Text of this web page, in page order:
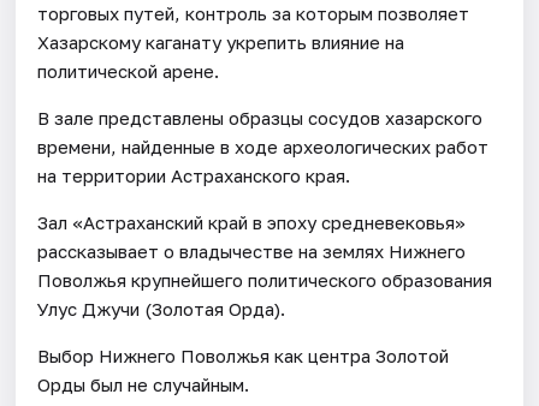
торговых путей, контроль за которым позволяет
Хазарскому каганату укрепить влияние на
политической арене.
В зале представлены образцы сосудов хазарского
времени, найденные в ходе археологических работ
на территории Астраханского края.
Зал «Астраханский край в эпоху средневековья»
рассказывает о владычестве на землях Нижнего
Поволжья крупнейшего политического образования
Улус Джучи (Золотая Орда).
Выбор Нижнего Поволжья как центра Золотой
Орды был не случайным.